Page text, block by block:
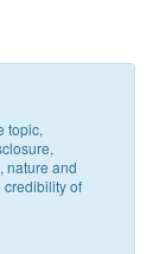
topic,
nature and
credibility of